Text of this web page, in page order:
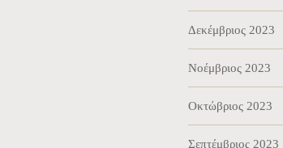
Δεκέμβριος 2023
Νοέμβριος 2023
Οκτώβριος 2023
Σεπτέμβριος 2023